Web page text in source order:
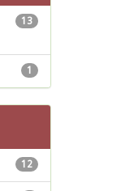
13
1
12